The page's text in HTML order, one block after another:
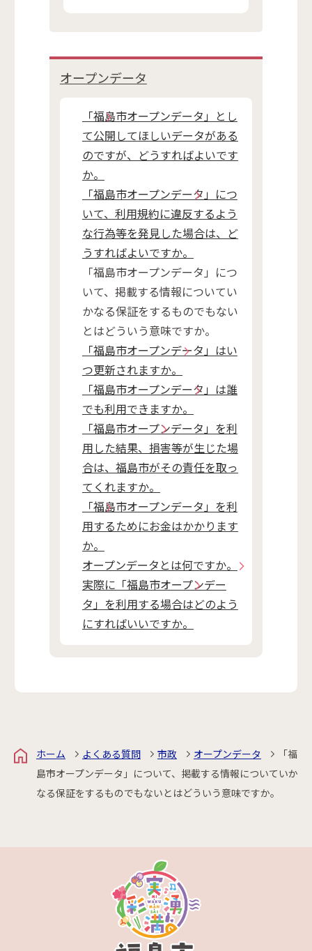
オープンデータ
「福島市オープンデータ」とし
て公開してほしいデータがある
のですが、どうすればよいです
か。
「福島市オープンデータ」につ
いて、利用規約に違反するよう
な行為等を発見した場合は、ど
うすればよいですか。
「福島市オープンデータ」につ
いて、掲載する情報についてい
かなる保証をするものでもない
とはどういう意味ですか。
「福島市オープンデータ」はい
つ更新されますか。
「福島市オープンデータ」は誰
でも利用できますか。
「福島市オープンデータ」を利
用した結果、損害等が生じた場
合は、福島市がその責任を取っ
てくれますか。
「福島市オープンデータ」を利
用するためにお金はかかります
か。
オープンデータとは何ですか。
実際に「福島市オープンデー
タ」を利用する場合はどのよう
にすればいいですか。
ホーム よくある質問 市政 オープンデータ
「福
島市オープンデータ」について、掲載する情報についていか
なる保証をするものでもないとはどういう意味ですか。